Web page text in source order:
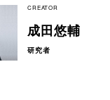
CREATOR
成田悠輔
研究者